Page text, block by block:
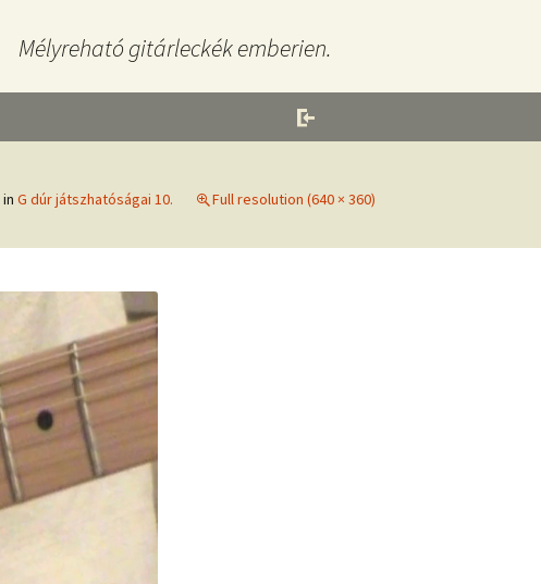
Mélyreható gitárleckék emberien.
in G dúr játszhatóságai 10. Full resolution (640 × 360)